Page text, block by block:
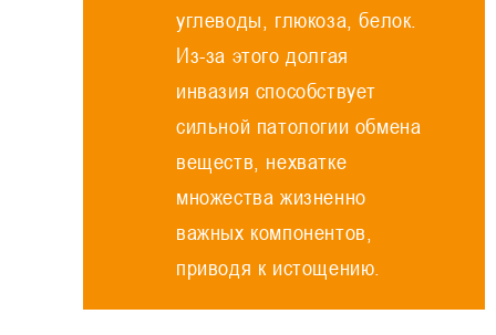
углеводы, глюкоза, белок.
Из-за этого долгая
инвазия способствует
сильной патологии обмена
веществ, нехватке
множества жизненно
важных компонентов,
приводя к истощению.